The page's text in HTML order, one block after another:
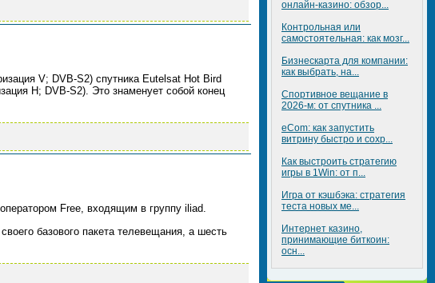
V; DVB-S2) спутника Eutelsat Hot Bird
H; DVB-S2). Это знаменует собой конец
Free, входящим в группу iliad.
базового пакета телевещания, а шесть
онлайн-казино: обзор...
Контрольная или
самостоятельная: как мозг...
Бизнескарта для компании:
как выбрать, на...
Спортивное вещание в
2026-м: от спутника ...
eCom: как запустить
витрину быстро и сохр...
Как выстроить стратегию
игры в 1Win: от п...
Игра от кэшбэка: стратегия
теста новых ме...
Интернет казино,
принимающие биткоин:
осн...